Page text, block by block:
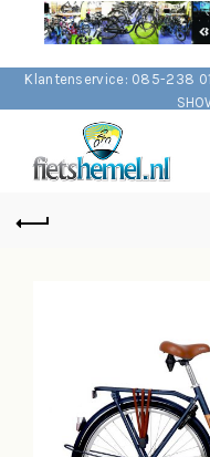
Klantenservice: 085-238